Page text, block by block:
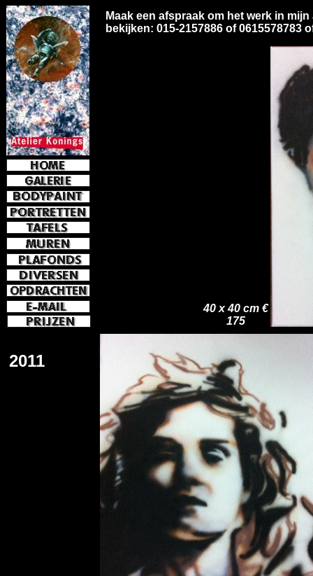
Maak een afspraak om het werk in mijn
bekijken: 015-2157886 of 0615578783
40 x 40 cm €
175
2011
e-mail jkoni